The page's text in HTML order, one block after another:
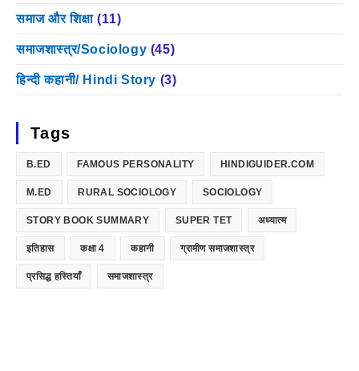
समाज और शिक्षा (11)
समाजशास्त्र/Sociology (45)
हिन्दी कहानी/ Hindi Story (3)
Tags
B.ED FAMOUS PERSONALITY HINDIGUIDER.COM
M.ED RURAL SOCIOLOGY SOCIOLOGY
STORY BOOK SUMMARY SUPER TET अध्यात्म
इतिहास कक्षा 4 कहानी ग्रामीण समाजशास्त्र
प्रसिद्ध हस्तियाँ समाजशास्त्र